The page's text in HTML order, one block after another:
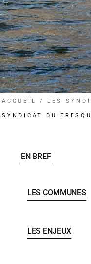
ACCUEIL LES
SYNDICAT DU
EN BREF
LES COMMUNES
LES ENJEUX